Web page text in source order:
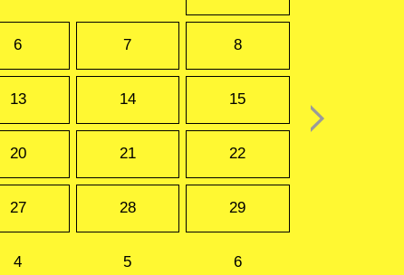
6 7 8
13 14 15
20 21 22
27 28 29
4 5 6